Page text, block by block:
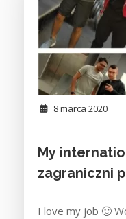
8 marca 2020
My
zagraniczni
I love my job 🙂